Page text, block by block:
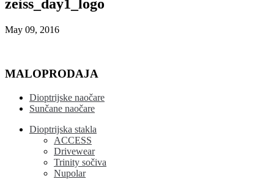
zeiss_day1_logo
May 09, 2016
MALOPRODAJA
Dioptrijske naočare
Sunčane naočare
Dioptrijska stakla
ACCESS
Drivewear
Trinity sočiva
Nupolar